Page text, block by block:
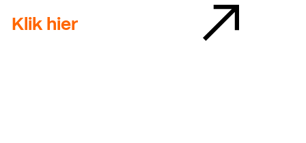
Klik hier